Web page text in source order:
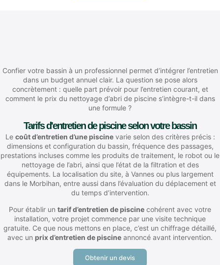
Confier votre bassin à un professionnel permet d’intégrer l’entretien
dans un budget annuel clair. La question se pose alors
concrètement : quelle part prévoir pour l’entretien courant, et
comment le prix du nettoyage d’abri de piscine s’intègre-t-il dans
une formule ?
Tarifs d'entretien de piscine selon votre bassin
Le coût d’entretien d’une piscinevarie selon des critères précis :
dimensions et configuration du bassin, fréquence des passages,
prestations incluses comme les produits de traitement, le robot ou le
nettoyage de l’abri, ainsi que l’état de la filtration et des
équipements. La localisation du site, à Vannes ou plus largement
dans le Morbihan, entre aussi dans l’évaluation du déplacement et
du temps d’intervention.
Pour établir un tarif d’entretien de piscine cohérent avec votre
installation, votre projet commence par une visite technique
gratuite. Ce que nous mettons en place, c’est un chiffrage détaillé,
avec un prix d’entretien de piscine annoncé avant intervention.
Obtenir un devis